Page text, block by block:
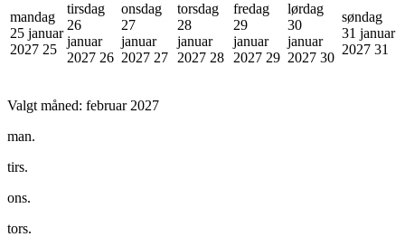
mandag
25 januar
2027 25
tirsdag
26
januar
2027 26
onsdag
27
januar
2027 27
torsdag
28
januar
2027 28
fredag
29
januar
2027 29
lørdag
30
januar
2027 30
søndag
31 januar
2027 31
Valgt måned: februar 2027
man.
tirs.
ons.
tors.